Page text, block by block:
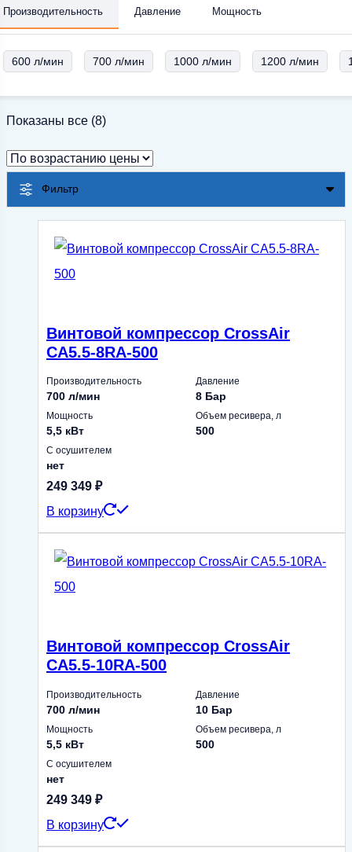
Производительность Давление Мощность
600 л/мин 700 л/мин 1000 л/мин 1200 л/мин
Показаны все (8)Цены:
возрастанию
Фильтр
Винтовой компрессор CrossAir
CA5.5-8RA-500
Производительность
700 л/мин
Давление
8 Бар
Мощность
5,5 кВт
Объем ресивера, л
500
С осушителем
нет
249 349 ₽
В корзину
Винтовой компрессор CrossAir
CA5.5-10RA-500
Производительность
700 л/мин
Давление
10 Бар
Мощность
5,5 кВт
Объем ресивера, л
500
С осушителем
нет
249 349 ₽
В корзину